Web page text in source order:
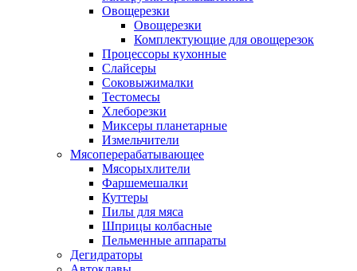
Овощерезки
Овощерезки
Комплектующие для овощерезок
Процессоры кухонные
Слайсеры
Соковыжималки
Тестомесы
Хлеборезки
Миксеры планетарные
Измельчители
Мясоперерабатывающее
Мясорыхлители
Фаршемешалки
Куттеры
Пилы для мяса
Шприцы колбасные
Пельменные аппараты
Дегидраторы